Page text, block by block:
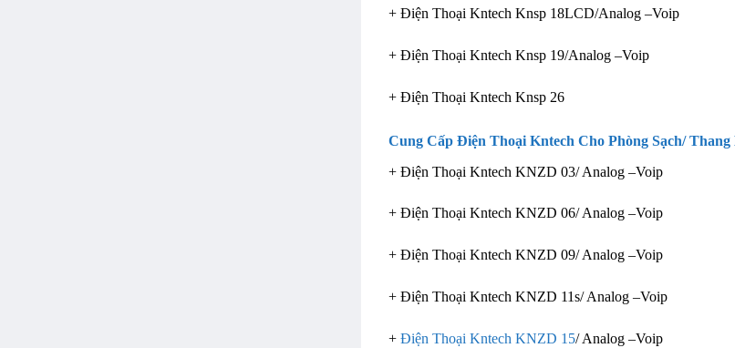
+ Điện Thoại Kntech Knsp 18LCD/Analog –Voip
+ Điện Thoại Kntech Knsp 19/Analog –Voip
+ Điện Thoại Kntech Knsp 26
Cung Cấp Điện Thoại Kntech Cho Phòng Sạch/ Thang
+ Điện Thoại Kntech KNZD 03/ Analog –Voip
+ Điện Thoại Kntech KNZD 06/ Analog –Voip
+ Điện Thoại Kntech KNZD 09/ Analog –Voip
+ Điện Thoại Kntech KNZD 11s/ Analog –Voip
+ Điện Thoại Kntech KNZD 15/ Analog –Voip